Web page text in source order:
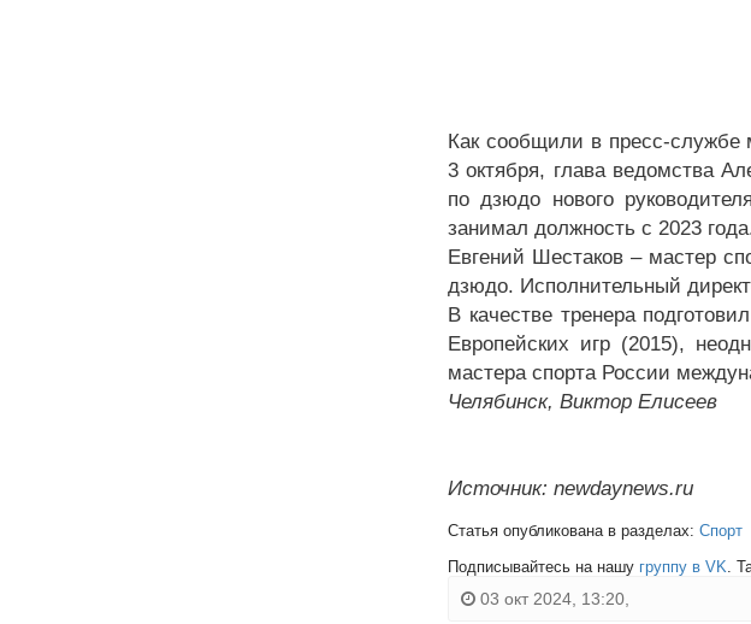
Как сообщили в пресс-службе
3 октября, глава ведомства
по дзюдо нового
занимал должность с 2023
Евгений Шестаков – мастер
дзюдо. Исполнительный
В качестве тренера
Европейских игр (2015),
мастера спорта России
Челябинск, Виктор Елисеев
Источник: newdaynews.ru
Статья опубликована в разделах: Спорт
Подписывайтесь на нашу группу в VK.
03 окт 2024, 13:20,